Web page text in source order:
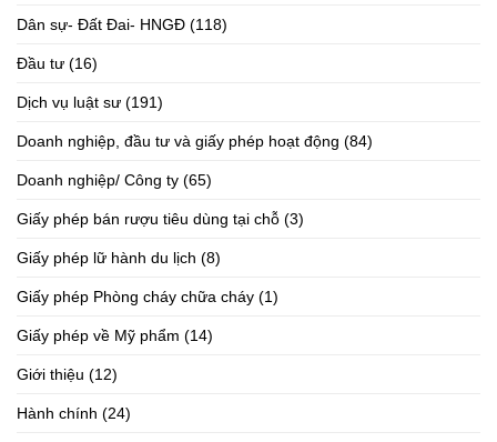
Dân sự- Đất Đai- HNGĐ (118)
Đầu tư (16)
Dịch vụ luật sư (191)
Doanh nghiệp, đầu tư và giấy phép hoạt động (84)
Doanh nghiệp/ Công ty (65)
Giấy phép bán rượu tiêu dùng tại chỗ (3)
Giấy phép lữ hành du lịch (8)
Giấy phép Phòng cháy chữa cháy (1)
Giấy phép về Mỹ phẩm (14)
Giới thiệu (12)
Hành chính (24)